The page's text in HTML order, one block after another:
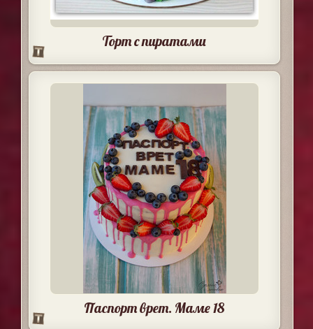
Торт с пиратами
Паспорт врет. Маме 18